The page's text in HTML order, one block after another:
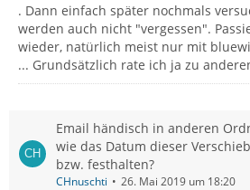
. Dann einfach später nochmals
werden auch nicht "vergessen".
wieder, natürlich meist nur mit
... Grundsätzlich rate ich ja zu
Email händisch in anderen
wie das Datum dieser
bzw. festhalten?
CHnuschti 26. Mai 2019 um 18:20